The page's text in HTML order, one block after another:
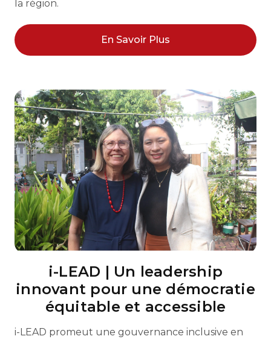
la région.
En Savoir Plus
i-LEAD | Un leadership
innovant pour une démocratie
équitable et accessible
i-LEAD promeut une gouvernance inclusive en